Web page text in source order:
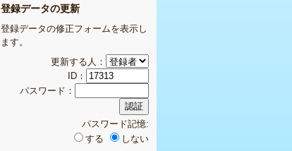
登録データの更新
登録データの修正フォームを表示し
ます。
更新する人：
ID：
パスワード：
パスワード記憶:
する
しない